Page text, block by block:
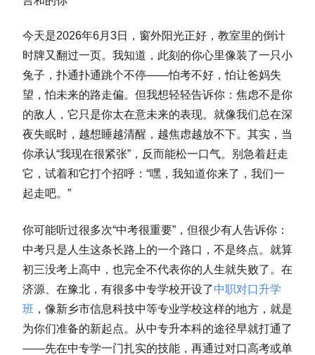
今天是2026年6月3日，窗外阳光正好，教室里的倒计
时牌又翻过一页。我知道，此刻的你心里像装了一只小
兔子，扑通扑通跳个不停——怕考不好，怕让爸妈失
望，怕未来的路走偏。但我想轻轻告诉你：焦虑不是你
的敌人，它只是你太在意未来的表现。就像我们总在深
夜失眠时，越想睡越清醒，越焦虑越放不下。其实，当
你承认“我现在很紧张”，反而能松一口气。别急着赶走
它，试着和它打个招呼：“嘿，我知道你来了，我们一
起走吧。”
你可能听过很多次“中考很重要”，但很少有人告诉你：
中考只是人生这条长路上的一个路口，不是终点。就算
初三没考上高中，也完全不代表你的人生就失败了。在
济源、在豫北，有很多中专学校开设了中职对口升学
班 ，像新乡市信息科技中等专业学校这样的地方，就是
为你们准备的新起点。从中专升本科的途径早就打通了
——先在中专学一门扎实的技能，再通过对口高考或单